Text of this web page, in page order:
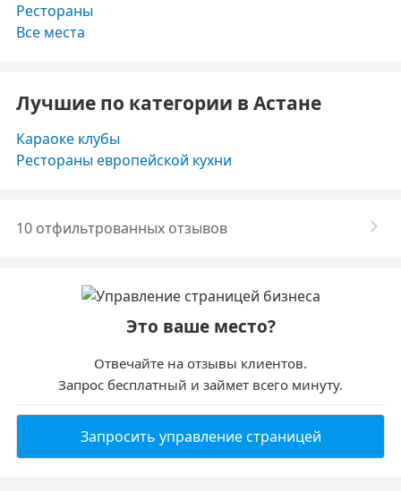
Рестораны
Все места
Лучшие по категории в Астане
Караоке клубы
Рестораны европейской кухни
10 отфильтрованных отзывов
Это ваше место?
Отвечайте на отзывы клиентов.
Запрос бесплатный и займет всего минуту.
Запросить управление страницей